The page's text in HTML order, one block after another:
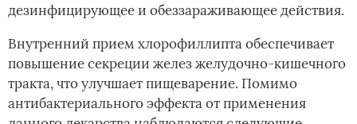
дезинфицирующее и обеззараживающее действия.
Внутренний прием хлорофиллипта обеспечивает
повышение секреции желез желудочно-кишечного
тракта, что улучшает пищеварение. Помимо
антибактериального эффекта от применения